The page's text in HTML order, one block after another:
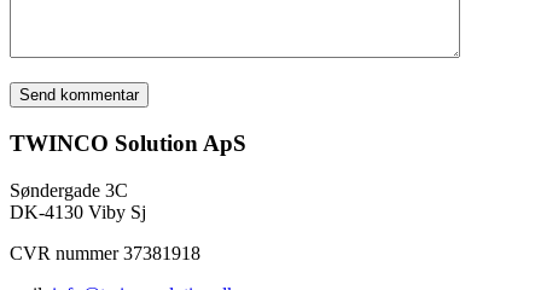
TWINCO Solution ApS
Søndergade 3C
DK-4130 Viby Sj
CVR nummer 37381918